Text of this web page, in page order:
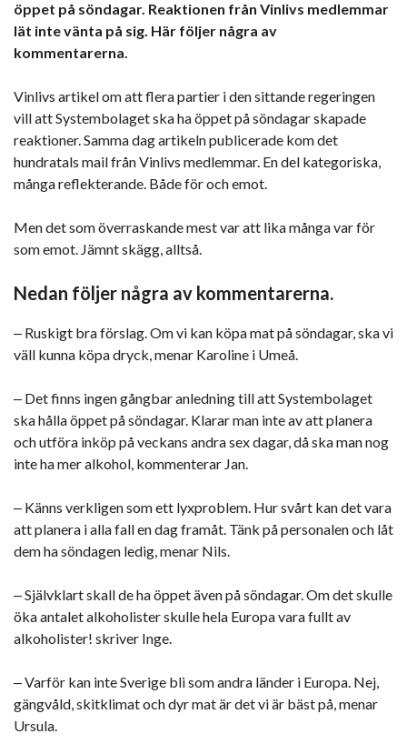
öppet på söndagar. Reaktionen från Vinlivs medlemmar
lät inte vänta på sig. Här följer några av
kommentarerna.
Vinlivs artikel om att flera partier i den sittande regeringen
vill att Systembolaget ska ha öppet på söndagar skapade
reaktioner. Samma dag artikeln publicerade kom det
hundratals mail från Vinlivs medlemmar. En del kategoriska,
många reflekterande. Både för och emot.
Men det som överraskande mest var att lika många var för
som emot. Jämnt skägg, alltså.
Nedan följer några av kommentarerna.
‒ Ruskigt bra förslag. Om vi kan köpa mat på söndagar, ska vi
väll kunna köpa dryck, menar Karoline i Umeå.
‒ Det finns ingen gångbar anledning till att Systembolaget
ska hålla öppet på söndagar. Klarar man inte av att planera
och utföra inköp på veckans andra sex dagar, då ska man nog
inte ha mer alkohol, kommenterar Jan.
‒ Känns verkligen som ett lyxproblem. Hur svårt kan det vara
att planera i alla fall en dag framåt. Tänk på personalen och låt
dem ha söndagen ledig, menar Nils.
‒ Självklart skall de ha öppet även på söndagar. Om det skulle
öka antalet alkoholister skulle hela Europa vara fullt av
alkoholister! skriver Inge.
‒ Varför kan inte Sverige bli som andra länder i Europa. Nej,
gängvåld, skitklimat och dyr mat är det vi är bäst på, menar
Ursula.